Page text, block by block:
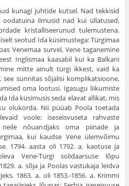
kunagi juhtide kutsel. Nad tekkisid
ilmusid nad kui üllatused,
kristalliseerunud tulemustena.
seotud Ida küsimustega: Türgimaa
Venemaa survel, Vene taganemine
Inglis­maa kaasabil kui ka Balkani
mitte ainult türgi ikkest, vaid ka
sünnitas sõjalisi komplikatsioone,
oma lootusi. Iga­sugu liikumiste
Ida küsimusis seda elavat allikat, mis
olukorda. Nii püüab Poola toetada
voole: iseseisvuseta rahvaste
neile nõuandjaks oma piinade ja
kui kaudse Vene ülemvõimu
1794. aasta oli 1792. a. kaotuse ja
Vene-Türgi solidaarsuse lõpu
a. sõja ja Poolas vastukaja leidva
1863. a. oli 1853.-1856. a. Krimmi